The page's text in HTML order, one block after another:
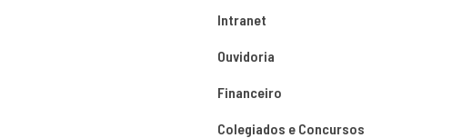
Intranet
Ouvidoria
Financeiro
Colegiados e Concursos